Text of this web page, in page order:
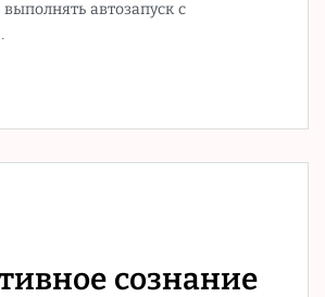
автозапуск с
сознание